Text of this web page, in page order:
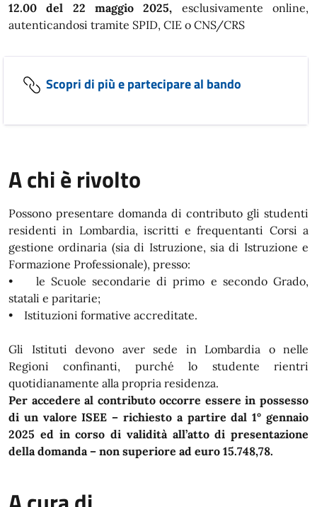
12.00 del 22 maggio 2025, esclusivamente online,
autenticandosi tramite SPID, CIE o CNS/CRS
Scopri di più e partecipare al bando
A chi è rivolto
Possono presentare domanda di contributo gli studenti
residenti in Lombardia, iscritti e frequentanti Corsi a
gestione ordinaria (sia di Istruzione, sia di Istruzione e
Formazione Professionale), presso:
• le Scuole secondarie di primo e secondo Grado,
statali e paritarie;
• Istituzioni formative accreditate.
Gli Istituti devono aver sede in Lombardia o nelle
Regioni confinanti, purché lo studente rientri
quotidianamente alla propria residenza.
Per accedere al contributo occorre essere in possesso
di un valore ISEE – richiesto a partire dal 1° gennaio
2025 ed in corso di validità all’atto di presentazione
della domanda – non superiore ad euro 15.748,78.